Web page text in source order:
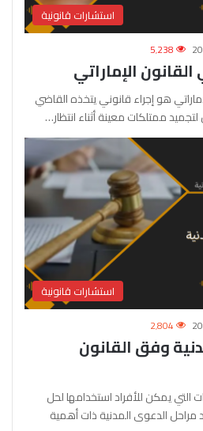
استشارات قانونية
5٬238
الإماراتي
هو إجراء قانوني يتخذه القاضي
ممتلكات معينة أثناء انتظار…
استشارات قانونية
2٬804
وفق القانون
التي يمكن للأفراد استخدامها لحل
مراحل الدعوى المدنية ذات أهمية